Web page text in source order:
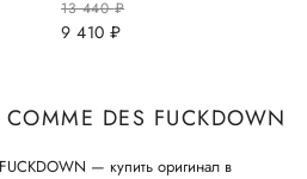
13 440руб.
9 410 руб.
DES FUCKDOWN
— купить оригинал в